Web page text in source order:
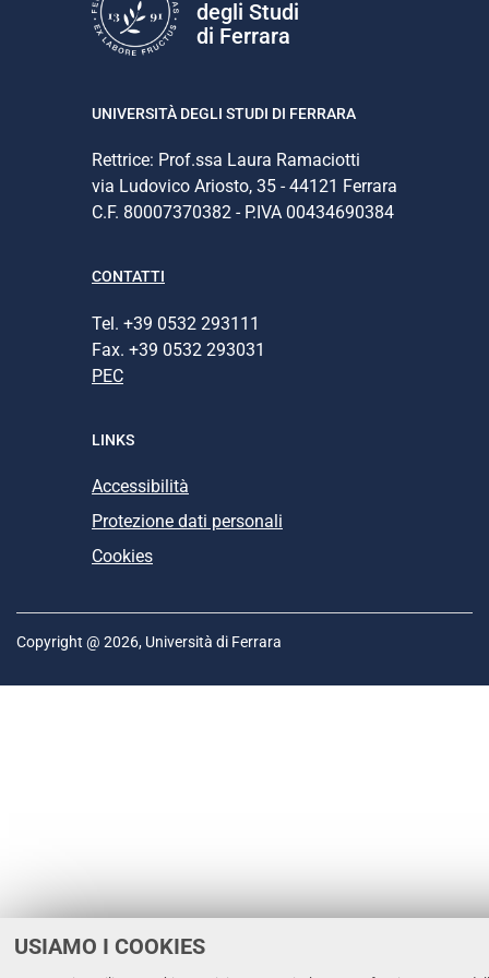
USIAMO I COOKIES
degli Studi
di Ferrara
UNIVERSITÀ DEGLI STUDI DI FERRARA
Rettrice: Prof.ssa Laura Ramaciotti
via Ludovico Ariosto, 35 - 44121 Ferrara
C.F. 80007370382 - P.IVA 00434690384
CONTATTI
Tel. +39 0532 293111
Fax. +39 0532 293031
PEC
LINKS
Accessibilità
Protezione dati personali
Cookies
Copyright @ 2026, Università di Ferrara